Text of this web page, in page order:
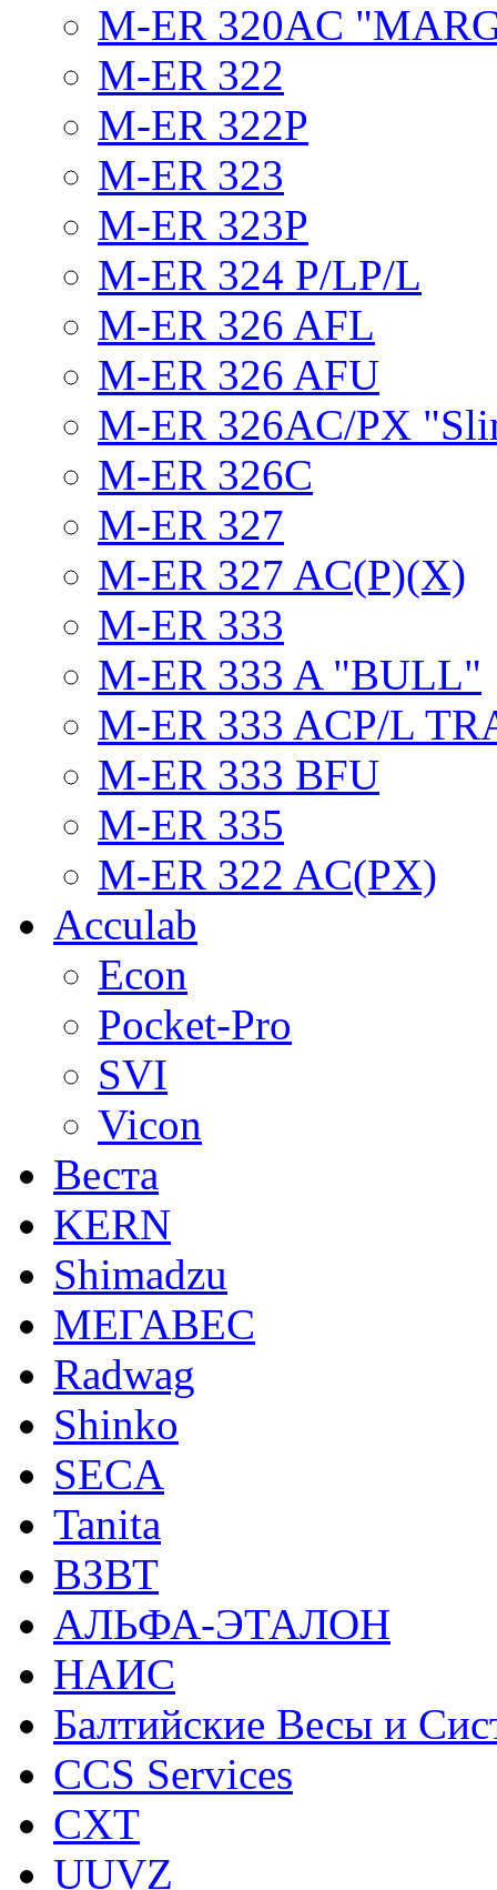
M-ER 320AC
M-ER 322
M-ER 322P
M-ER 323
M-ER 323P
M-ER 324 P/LP/L
M-ER 326 AFL
M-ER 326 AFU
M-ER 326AC/PX
M-ER 326C
M-ER 327
M-ER 327 AC(P)(X)
M-ER 333
M-ER 333 A "BULL"
M-ER 333 ACP/L
M-ER 333 BFU
M-ER 335
M-ER 322 AC(PX)
Acculab
Econ
Pocket-Pro
SVI
Vicon
Веста
KERN
Shimadzu
МЕГАВЕС
Radwag
Shinko
SECA
Tanita
ВЗВТ
АЛЬФА-ЭТАЛОН
НАИС
Балтийские Весы и
CCS Services
CXT
UUVZ